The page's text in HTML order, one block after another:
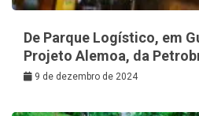
De Parque Logístico, em
Projeto Alemoa, da
9 de dezembro de 2024